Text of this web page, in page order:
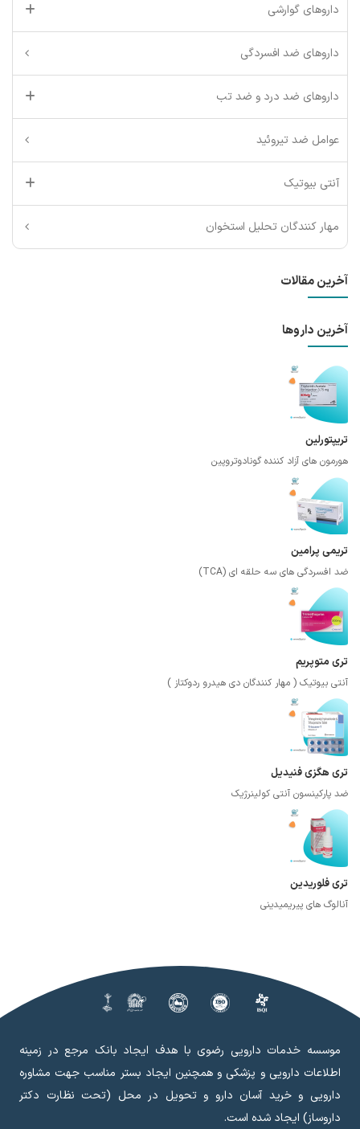
داروهای گوارشی
داروهای ضد افسردگی
داروهای ضد درد و ضد تب
عوامل ضد تیروئید
آنتی بیوتیک
مهار کنندگان تحلیل استخوان
آخرین مقالات
آخرین داروها
تریپتورلین
هورمون های آزاد کننده گونادوتروپین
تریمی پرامین
ضد افسردگی های سه حلقه ای (TCA)
تری متوپریم
آنتی بیوتیک ( مهار کنندگان دی هیدرو ردوکتاز )
تری هگزی فنیدیل
ضد پارکینسون آنتی کولینرژیک
تری فلوریدین
آنالوگ های پیریمیدینی
موسسه خدمات دارویی رضوی با هدف ایجاد بانک مرجع در زمینه
اطلاعات دارویی و پزشکی و همچنین ایجاد بستر مناسب جهت مشاوره
دارویی و خرید آسان دارو و تحویل در محل (تحت نظارت دکتر
داروساز) ایجاد شده است.